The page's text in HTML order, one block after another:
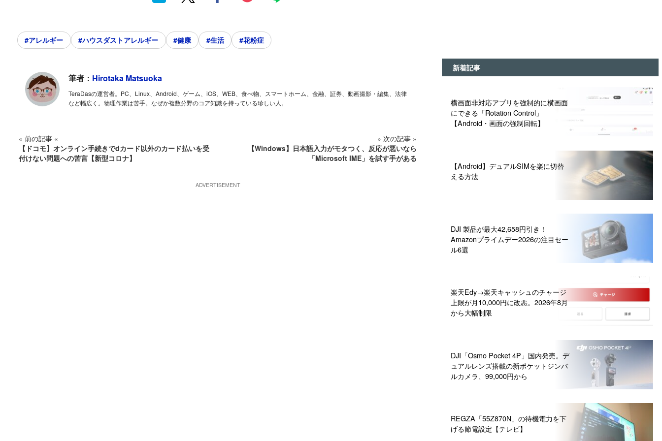
#アレルギー #ハウスダストアレルギー #健康 #生活 #花粉症
筆者： Hirotaka Matsuoka
TeraDasの運営者。PC、Linux、Android、ゲーム、iOS、WEB、食べ物、スマートホーム、金融、証券、動画撮影・編集、法律
など幅広く。物理作業は苦手。なぜか複数分野のコア知識を持っている珍しい人。
« 前の記事 «
【ドコモ】オンライン手続きでdカード以外のカード払いを受
付けない問題への苦言【新型コロナ】
» 次の記事 »
【Windows】日本語入力がモタつく、反応が悪いなら
「Microsoft IME」を試す手がある
新着記事
横画面非対応アプリを強制的に横画面
にできる「Rotation Control」
【Android・画面の強制回転】
【Android】デュアルSIMを楽に切替
える方法
DJI 製品が最大42,658円引き！
Amazonプライムデー2026の注目セー
ル6選
楽天Edy→楽天キャッシュのチャージ
上限が月10,000円に改悪。2026年8月
から大幅制限
DJI「Osmo Pocket 4P」国内発売。デ
ュアルレンズ搭載の新ポケットジンバ
ルカメラ、99,000円から
REGZA「55Z870N」の待機電力を下
げる節電設定【テレビ】